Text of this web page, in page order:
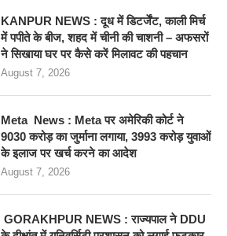
KANPUR NEWS : दूध में डिटर्जेंट, काली मिर्च
में पपीते के बीज, शहद में चीनी की चाशनी – अफसरों
ने सिखाया घर पर कैसे करें मिलावट की पहचान
August 7, 2026
Meta News : Meta पर अमेरिकी कोर्ट ने
9030 करोड़ का जुर्माना लगाया, 3993 करोड़ युवाओं
के इलाज पर खर्च करने का आदेश
August 7, 2026
GORAKHPUR NEWS : राज्यपाल ने DDU